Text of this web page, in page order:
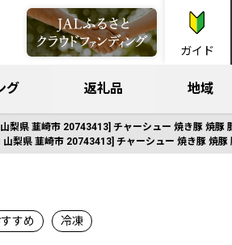
ガイド
グ 返礼品 地域
県 韮崎市 20743413] チャーシュー 焼き豚 焼豚
梨県 韮崎市 20743413] チャーシュー 焼き豚 焼
すめ 冷凍